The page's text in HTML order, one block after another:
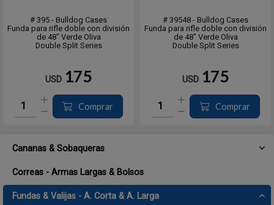
Cananas & Sobaqueras
Correas - Armas Largas & Bolsos
Fundas & Valijas - A. Corta & A. Larga
# 395 - Bulldog Cases
Funda para rifle doble con división
de 48" Verde Oliva
Double Split Series
USD 175
Comprar
# 39548 - Bulldog Cases
Funda para rifle doble con división
de 48" Verde Oliva
Double Split Series
USD 175
Comprar